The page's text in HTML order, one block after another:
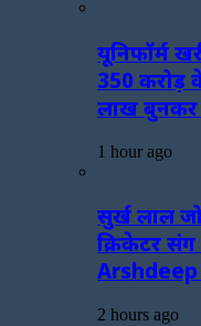
यूनिफॉर्म
350 करोड़
लाख बुनकर
1 hour ago
सुर्ख लाल
क्रिकेटर संग
2 hours ago